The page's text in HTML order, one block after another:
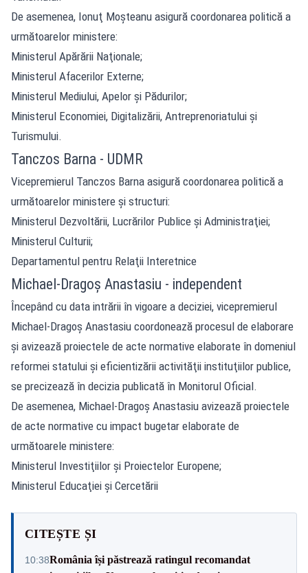
De asemenea, Ionuţ Moşteanu asigură coordonarea politică a
următoarelor ministere:
Ministerul Apărării Naţionale;
Ministerul Afacerilor Externe;
Ministerul Mediului, Apelor şi Pădurilor;
Ministerul Economiei, Digitalizării, Antreprenoriatului şi
Turismului.
Tanczos Barna - UDMR
Vicepremierul Tanczos Barna asigură coordonarea politică a
următoarelor ministere şi structuri:
Ministerul Dezvoltării, Lucrărilor Publice şi Administraţiei;
Ministerul Culturii;
Departamentul pentru Relaţii Interetnice
Michael-Dragoş Anastasiu - independent
Începând cu data intrării în vigoare a deciziei, vicepremierul
Michael-Dragoş Anastasiu coordonează procesul de elaborare
şi avizează proiectele de acte normative elaborate în domeniul
reformei statului şi eficientizării activităţii instituţiilor publice,
se precizează în decizia publicată în Monitorul Oficial.
De asemenea, Michael-Dragoş Anastasiu avizează proiectele
de acte normative cu impact bugetar elaborate de
următoarele ministere:
Ministerul Investiţiilor şi Proiectelor Europene;
Ministerul Educaţiei şi Cercetării
CITEȘTE ȘI
10:38România își păstrează ratingul recomandat